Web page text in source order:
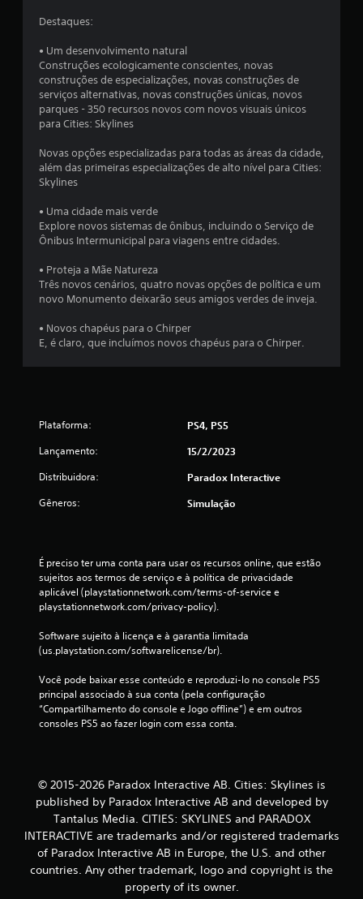
l
d
e
2
c
a
s
õ
Destaques:
• Um desenvolvimento natural
Construções ecologicamente conscientes, novas
construções de especializações, novas construções de
serviços alternativas, novas construções únicas, novos
parques - 350 recursos novos com novos visuais únicos
para Cities: Skylines
Novas opções especializadas para todas as áreas da cidade,
além das primeiras especializações de alto nível para Cities:
Skylines
• Uma cidade mais verde
Explore novos sistemas de ônibus, incluindo o Serviço de
Ônibus Intermunicipal para viagens entre cidades.
• Proteja a Mãe Natureza
Três novos cenários, quatro novas opções de política e um
novo Monumento deixarão seus amigos verdes de inveja.
• Novos chapéus para o Chirper
E, é claro, que incluímos novos chapéus para o Chirper.
Plataforma: PS4, PS5
Lançamento: 15/2/2023
Distribuidora: Paradox Interactive
Gêneros: Simulação
É preciso ter uma conta para usar os recursos online, que estão
sujeitos aos termos de serviço e à política de privacidade
aplicável (playstationnetwork.com/terms-of-service e
playstationnetwork.com/privacy-policy).
Software sujeito à licença e à garantia limitada
(us.playstation.com/softwarelicense/br).
Você pode baixar esse conteúdo e reproduzi-lo no console PS5
principal associado à sua conta (pela configuração
“Compartilhamento do console e Jogo offline”) e em outros
consoles PS5 ao fazer login com essa conta.
© 2015-2026 Paradox Interactive AB. Cities: Skylines is
published by Paradox Interactive AB and developed by
Tantalus Media. CITIES: SKYLINES and PARADOX
INTERACTIVE are trademarks and/or registered trademarks
of Paradox Interactive AB in Europe, the U.S. and other
countries. Any other trademark, logo and copyright is the
property of its owner.